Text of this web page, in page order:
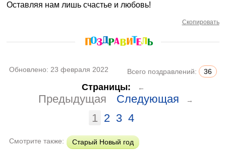
Оставляя нам лишь счастье и любовь!
Скопировать
Обновлено: 23 февраля 2022 Всего поздравлений: 36
Страницы: ←
Предыдущая Следующая →
1 2 3 4
Смотрите также: Старый Новый год